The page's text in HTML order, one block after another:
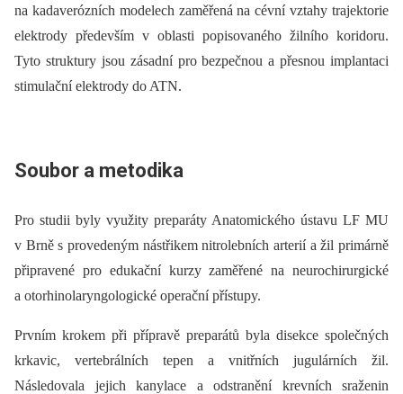
na kadaverózních modelech zaměřená na cévní vztahy trajektorie
elektrody především v oblasti popisovaného žilního koridoru.
Tyto struktury jsou zásadní pro bezpečnou a přesnou implantaci
stimulační elektrody do ATN.
Soubor a metodika
Pro studii byly využity preparáty Anatomického ústavu LF MU
v Brně s provedeným nástřikem nitrolebních arterií a žil primárně
připravené pro edukační kurzy zaměřené na neurochirurgické
a otorhinolaryngologické operační přístupy.
Prvním krokem při přípravě preparátů byla disekce společných
krkavic, vertebrálních tepen a vnitřních jugulárních žil.
Následovala jejich kanylace a odstranění krevních sraženin